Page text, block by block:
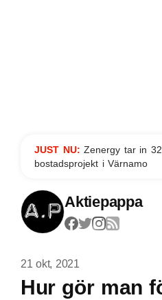
JUST NU:Zenergy tar in
bostadsprojekt i Värnamo
Aktiepappa
21 okt, 2021
Hur gör man